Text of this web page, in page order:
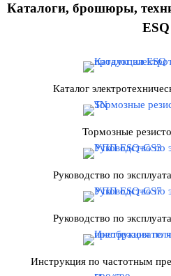
Каталоги, брошюры,
ESQ
Каталог
Тормозные
Руководство по
Руководство по
Инструкция по частотным